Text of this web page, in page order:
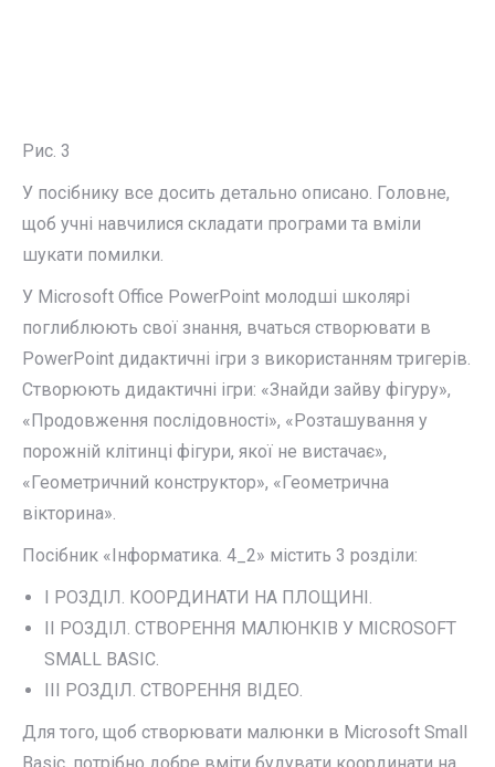
Рис. 3
У посібнику все досить детально описано. Головне,
щоб учні навчилися складати програми та вміли
шукати помилки.
У Microsoft Office PowerPoint молодші школярі
поглиблюють свої знання, вчаться створювати в
PowerPoint дидактичні ігри з використанням тригерів.
Створюють дидактичні ігри: «Знайди зайву фігуру»,
«Продовження послідовності», «Розташування у
порожній клітинці фігури, якої не вистачає»,
«Геометричний конструктор», «Геометрична
вікторина».
Посібник «Інформатика. 4_2» містить 3 розділи:
І РОЗДІЛ. КООРДИНАТИ НА ПЛОЩИНІ.
ІІ РОЗДІЛ. СТВОРЕННЯ МАЛЮНКІВ У MICROSOFT
SMALL BASIC.
ІІІ РОЗДІЛ. СТВОРЕННЯ ВІДЕО.
Для того, щоб створювати малюнки в Microsoft Small